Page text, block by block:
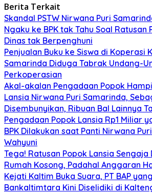
Berita Terkait
Skandal PSTW Nirwana Puri
Ngaku ke BPK tak Tahu Soal Ratusan
Dinas tak Berpenghuni
Penjualan Buku ke Siswa di Koperasi
Samarinda Diduga Tabrak Undang-
Perkoperasian
Akal-akalan Pengadaan Popok
Lansia Nirwana Puri Samarinda,
Disembunyikan, Ribuan Bal Lainnya
Pengadaan Popok Lansia Rp1 Miliar
BPK Dilakukan saat Panti Nirwana
Wahyuni
Tega! Ratusan Popok Lansia
Rumah Kosong, Padahal Anggaran
Kejati Kaltim Buka Suara, PT BAP
Bankaltimtara Kini Diselidiki di